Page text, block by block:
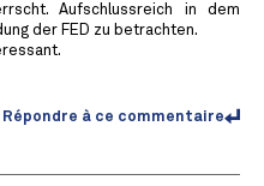
Aufschlussreich in dem
der FED zu betrachten.
Répondre à ce commentaire